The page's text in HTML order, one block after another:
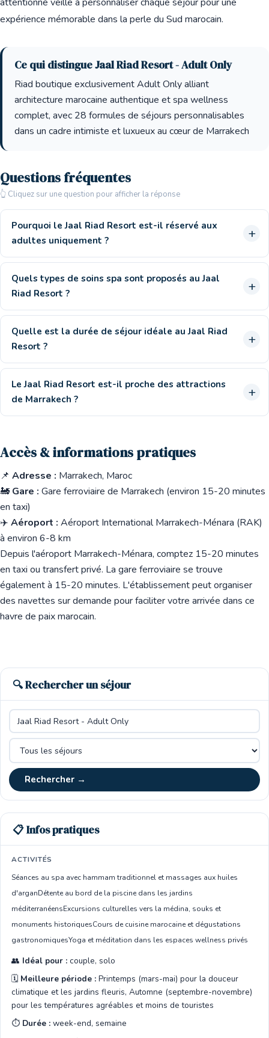
expérience mémorable dans la perle du Sud marocain.
Ce qui distingue Jaal Riad Resort - Adult Only
Riad boutique exclusivement Adult Only alliant
architecture marocaine authentique et spa wellness
complet, avec 28 formules de séjours personnalisables
dans un cadre intimiste et luxueux au cœur de Marrakech
Questions fréquentes
👆 Cliquez sur une question pour afficher la réponse
Pourquoi le Jaal Riad Resort est-il réservé aux
adultes uniquement ?
Quels types de soins spa sont proposés au Jaal
Riad Resort ?
Quelle est la durée de séjour idéale au Jaal Riad
Resort ?
Le Jaal Riad Resort est-il proche des attractions
de Marrakech ?
Accès & informations pratiques
📌 Adresse : Marrakech, Maroc
🚂 Gare : Gare ferroviaire de Marrakech (environ 15-20 minutes
en taxi)
✈️ Aéroport : Aéroport International Marrakech-Ménara (RAK)
à environ 6-8 km
Depuis l'aéroport Marrakech-Ménara, comptez 15-20 minutes
en taxi ou transfert privé. La gare ferroviaire se trouve
également à 15-20 minutes. L'établissement peut organiser
des navettes sur demande pour faciliter votre arrivée dans ce
havre de paix marocain.
🔍 Rechercher un séjour
Rechercher →
📋 Infos pratiques
ACTIVITÉS
Séances au spa avec hammam traditionnel et massages aux huiles
d'arganDétente au bord de la piscine dans les jardins
méditerranéensExcursions culturelles vers la médina, souks et
monuments historiquesCours de cuisine marocaine et dégustations
gastronomiquesYoga et méditation dans les espaces wellness privés
👥 Idéal pour : couple, solo
🗓️ Meilleure période : Printemps (mars-mai) pour la douceur
climatique et les jardins fleuris, Automne (septembre-novembre)
pour les températures agréables et moins de touristes
⏱️ Durée : week-end, semaine